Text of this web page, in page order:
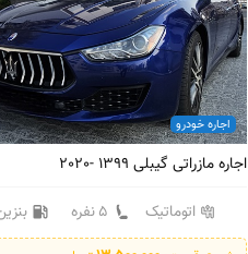
اجاره خودرو
اجاره مازراتی گیبلی 1399 -2020
اتوماتیک
5 نفره